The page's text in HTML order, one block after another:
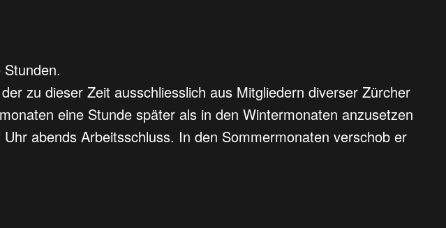
zu dieser Zeit ausschliesslich aus Mitgliedern diverser Zürcher
eine Stunde später als in den Wintermonaten anzusetzen
abends Arbeitsschluss. In den Sommermonaten verschob er